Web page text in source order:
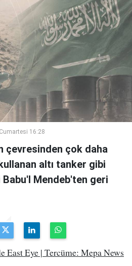
16:28
çevresinden çok daha
altı tanker gibi
Babu'l Mendeb'ten geri
East Eye | Tercüme: Mepa News